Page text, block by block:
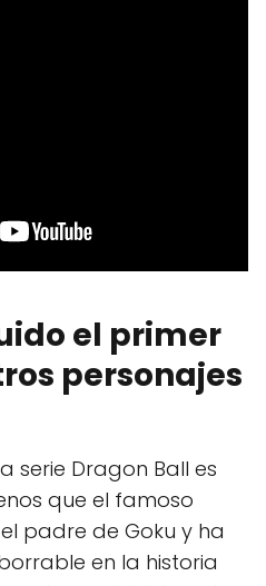
el primer
personajes
serie Dragon Ball es
que el famoso
padre de Goku y ha
en la historia